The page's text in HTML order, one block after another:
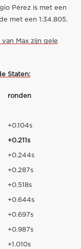
Pérez is met een
met een 1:34.805.
van Max zijn gele
Staten:
ronden
+0.104s
+0.211s
+0.244s
+0.287s
+0.518s
+0.644s
+0.697s
+0.987s
+1.010s